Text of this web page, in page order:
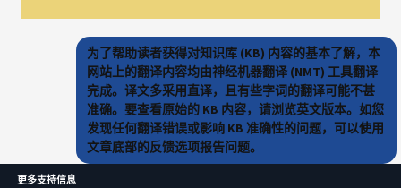
为了帮助读者获得对知识库 (KB) 内容的基本了解，本
网站上的翻译内容均由神经机器翻译 (NMT) 工具翻译
完成。译文多采用直译，且有些字词的翻译可能不甚
准确。要查看原始的 KB 内容，请浏览英文版本。如您
发现任何翻译错误或影响 KB 准确性的问题，可以使用
文章底部的反馈选项报告问题。
更多支持信息